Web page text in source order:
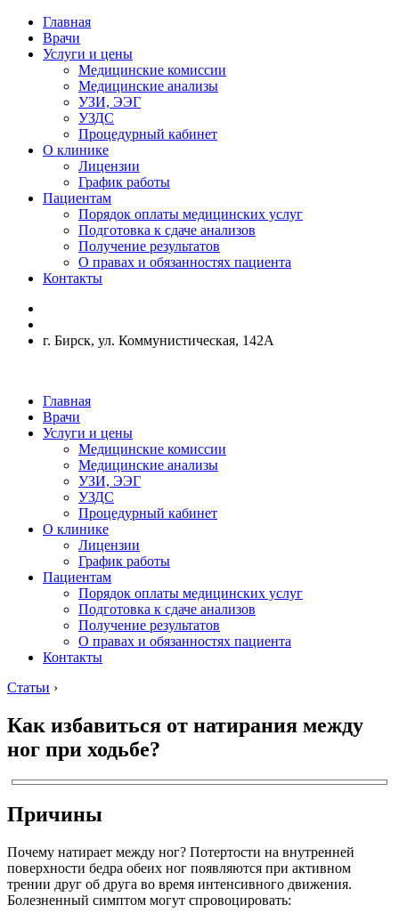
Главная
Врачи
Услуги и цены
Медицинские комиссии
Медицинские анализы
УЗИ, ЭЭГ
УЗДС
Процедурный кабинет
О клинике
Лицензии
График работы
Пациентам
Порядок оплаты медицинских услуг
Подготовка к сдаче анализов
Получение результатов
О правах и обязанностях пациента
Контакты
г. Бирск, ул. Коммунистическая, 142А
Главная
Врачи
Услуги и цены
Медицинские комиссии
Медицинские анализы
УЗИ, ЭЭГ
УЗДС
Процедурный кабинет
О клинике
Лицензии
График работы
Пациентам
Порядок оплаты медицинских услуг
Подготовка к сдаче анализов
Получение результатов
О правах и обязанностях пациента
Контакты
Статьи ›
Как избавиться от натирания между
ног при ходьбе?
Причины
Почему натирает между ног? Потертости на внутренней
поверхности бедра обеих ног появляются при активном
трении друг об друга во время интенсивного движения.
Болезненный симптом могут спровоцировать: